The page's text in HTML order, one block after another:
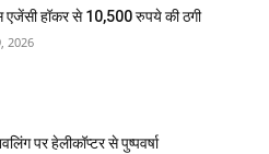
एजेंसी हॉकर से 10,500 रुपये की ठगी
2026
पर हेलीकॉप्टर से पुष्पवर्षा